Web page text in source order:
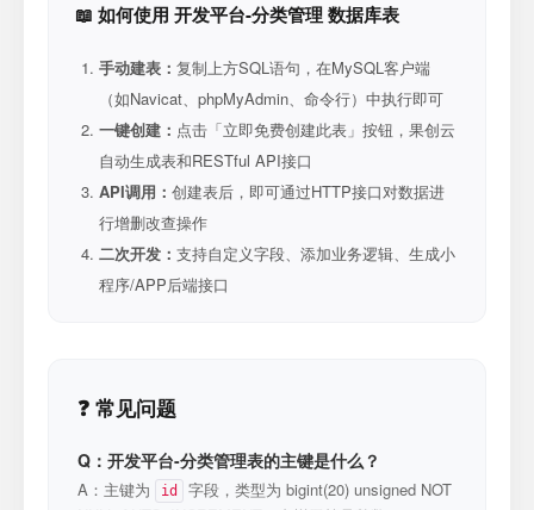
📖 如何使用 开发平台-分类管理 数据库表
手动建表： 复制上方SQL语句，在MySQL客户端
（如Navicat、phpMyAdmin、命令行）中执行即可
一键创建： 点击「立即免费创建此表」按钮，果创云
自动生成表和RESTful API接口
API调用： 创建表后，即可通过HTTP接口对数据进
行增删改查操作
二次开发： 支持自定义字段、添加业务逻辑、生成小
程序/APP后端接口
❓ 常见问题
Q：开发平台-分类管理表的主键是什么？
A：主键为 id
字段，类型为 bigint(20) unsigned NOT